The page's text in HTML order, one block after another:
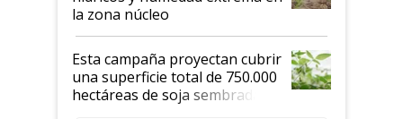
la zona núcleo
Esta campaña proyectan cubrir
una superficie total de 750.000
hectáreas de soja sembradas